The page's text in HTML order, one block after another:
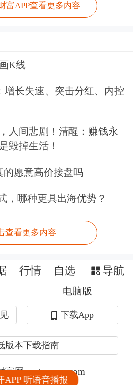
富APP查看更多内容
K线
增长失速、突击分红、内控
人间悲剧！清醒：赚钱永
毁掉生活！
的愿意高价接盘吗
，哪种更具出海优势？
查看更多内容
APP 听语音播报
行情 自选 导航
电脑版
下载App
版本下载指南
网 eastmoney.com